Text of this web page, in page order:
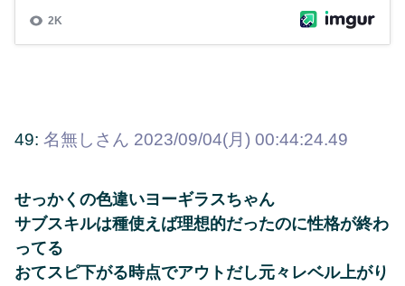
49: 名無しさん 2023/09/04(月) 00:44:24.49
せっかくの色違いヨーギラスちゃん
サブスキルは種使えば理想的だったのに性格が終わ
ってる
おてスピ下がる時点でアウトだし元々レベル上がり